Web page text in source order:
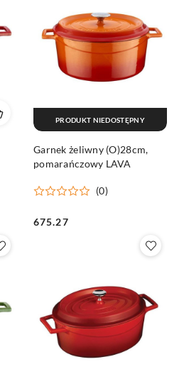
Garnek żeliwny (O)28cm,
pomarańczowy LAVA
(0)
Cena:
675.27
PRODUKT NIEDOSTĘPNY